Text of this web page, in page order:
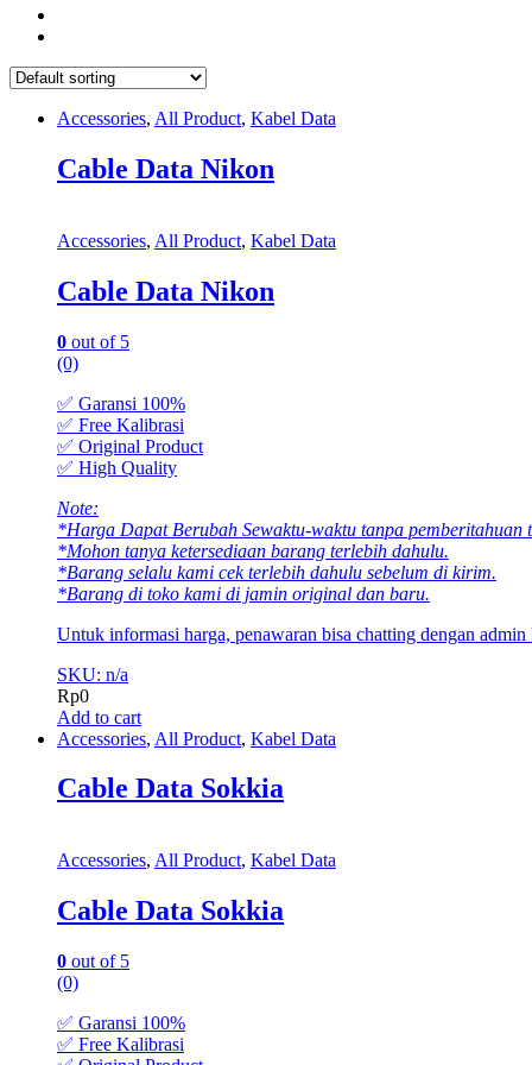
Accessories, All Product, Kabel Data
Cable Data Nikon
Accessories, All Product, Kabel Data
Cable Data Nikon
0 out of 5
(0)
✅ Garansi 100%
✅ Free Kalibrasi
✅ Original Product
✅ High Quality
Note:
*Harga Dapat Berubah Sewaktu-waktu tanpa pemberitahuan
*Mohon tanya ketersediaan barang terlebih dahulu.
*Barang selalu kami cek terlebih dahulu sebelum di kirim.
*Barang di toko kami di jamin original dan baru.
Untuk informasi harga, penawaran bisa chatting dengan admin
SKU: n/a
Rp0
Add to cart
Accessories, All Product, Kabel Data
Cable Data Sokkia
Accessories, All Product, Kabel Data
Cable Data Sokkia
0 out of 5
(0)
✅ Garansi 100%
✅ Free Kalibrasi